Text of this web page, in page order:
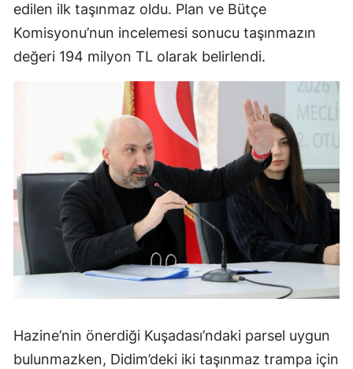
edilen ilk taşınmaz oldu. Plan ve Bütçe
Komisyonu’nun incelemesi sonucu taşınmazın
değeri 194 milyon TL olarak belirlendi.
Hazine’nin önerdiği Kuşadası’ndaki parsel uygun
bulunmazken, Didim’deki iki taşınmaz trampa için